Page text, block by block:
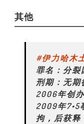
其他
#伊力哈木
罪名：分裂
刑期：无期
2006年创
2009年7•5
拘，后获释